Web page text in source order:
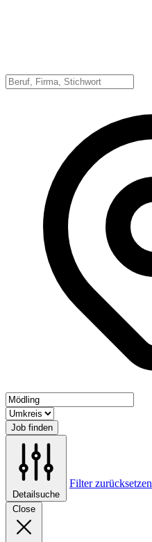
Job finden
Detailsuche
Filter zurücksetzen
Close